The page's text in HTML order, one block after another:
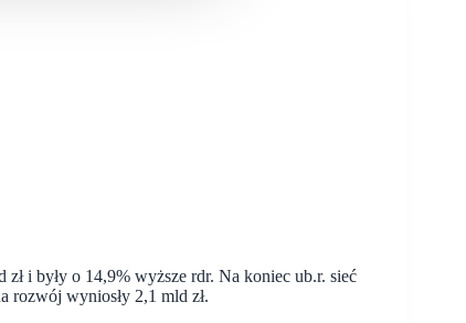
i były o 14,9% wyższe rdr. Na koniec ub.r. sieć
rozwój wyniosły 2,1 mld zł.